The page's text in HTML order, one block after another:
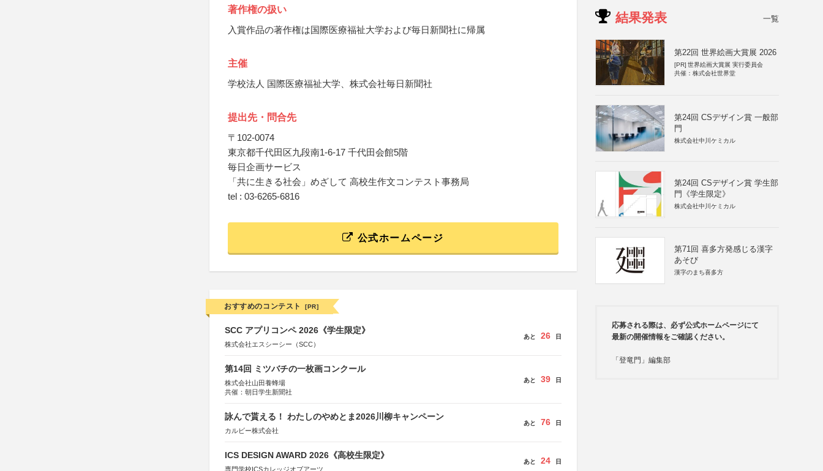
著作権の扱い
入賞作品の著作権は国際医療福祉大学および毎日新聞社に帰属
主催
学校法人 国際医療福祉大学、株式会社毎日新聞社
提出先・問合先
〒102-0074
東京都千代田区九段南1-6-17 千代田会館5階
毎日企画サービス
「共に生きる社会」めざして 高校生作文コンテスト事務局
tel : 03-6265-6816
公式ホームページ
おすすめのコンテスト [PR]
SCC アプリコンペ 2026《学生限定》
株式会社エスシーシー（SCC）
あと 26 日
第14回 ミツバチの一枚画コンクール
株式会社山田養蜂場
共催：朝日学生新聞社
あと 39 日
詠んで貰える！ わたしのやめとま2026川柳キャンペーン
カルビー株式会社
あと 76 日
ICS DESIGN AWARD 2026《高校生限定》
専門学校ICSカレッジオブアーツ
あと 24 日
結果発表 一覧
第22回 世界絵画大賞展 2026
[PR] 世界絵画大賞展 実行委員会
共催：株式会社世界堂
第24回 CSデザイン賞 一般部
門
株式会社中川ケミカル
第24回 CSデザイン賞 学生部
門《学生限定》
株式会社中川ケミカル
第71回 喜多方発感じる漢字
あそび
漢字のまち喜多方
応募される際は、必ず公式ホームページにて
最新の開催情報をご確認ください。
「登竜門」編集部